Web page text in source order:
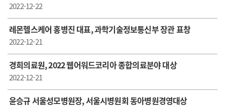
2022-12-22
레몬헬스케어 홍병진 대표, 과학기술정보통신부 장관 표창
2022-12-21
경희의료원, 2022 웹어워드코리아 종합의료분야 대상
2022-12-21
윤승규 서울성모병원장, 서울시병원회 동아병원경영대상